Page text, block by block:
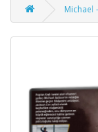
Michael